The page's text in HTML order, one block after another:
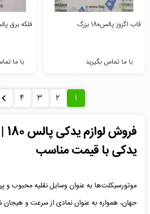
قاب اگزوز پالس180 بزرگ
با ما تماس بگیرید
فلکه برق پالس180 یو جی
با ما
1
2
3
4
یدکی با قیمت مناسب
موتورسیکلت‌ها به عنوان وسایل نقلیه محبوب و
جهان، همواره به عنوان نمادی از سرعت و هیجان